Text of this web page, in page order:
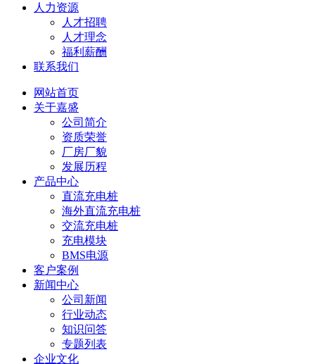
人力资源
人才招聘
人才理念
福利薪酬
联系我们
网站首页
关于嘉盛
公司简介
资质荣誉
厂房厂貌
发展历程
产品中心
直流充电桩
海外直流充电桩
交流充电桩
充电模块
BMS电源
客户案例
新闻中心
公司新闻
行业动态
知识问答
专题列表
企业文化